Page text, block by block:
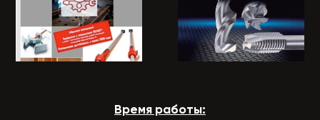
Время работы: